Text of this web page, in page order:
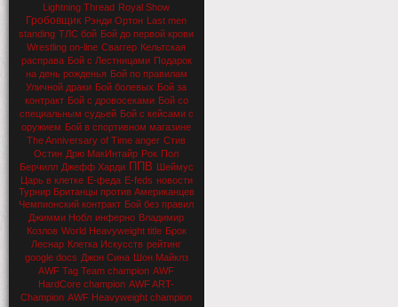
Lightning Thread Royal Show
Гробовщик Рэнди Ортон Last men
standing ТЛС бой Бой до первой крови
Wrestling on-line Сваггер Кельтская
расправа Бой с Лестницами Подарок
на день рожденья Бой по правилам
Уличной драки Бой болевых Бой за
контракт Бой с дровосеками Бой со
специальным судьей Бой с кейсами с
оружием Бой в спортивном магазине
The Anniversary of Time anger Стив
Остин Дрю МакИнтайр Рок Пол
Берчилл Джефф Харди ППВ Шеймус
Царь в клетке Е-феда E-feds новости
Турнир Британцы против Американцев
Чемпионский контракт Бой без правил
Джимми Нобл инферно Владимир
Козлов World Heavyweight title Брок
Леснар Клетка Искусств рейтинг
google docs Джон Сина Шон Майклз
AWF Tag Team champion AWF
HardCore champion AWF ART-
Champion AWF Heavyweight champion